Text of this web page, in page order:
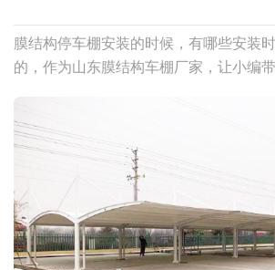
膜结构停车棚安装的时候，有哪些安装
的，作为山东膜结构车棚厂家，让小编